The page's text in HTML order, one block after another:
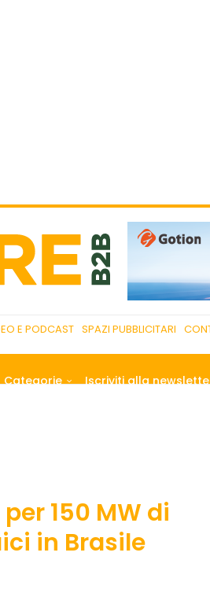
E PODCAST SPAZI PUBBLICITARI
Categorie Iscriviti alla
150 MW di
in Brasile